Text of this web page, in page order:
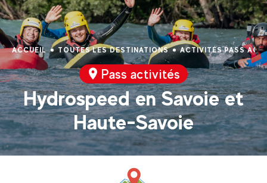
ACCUEIL TOUTES LES DESTINATIONS ACTIVITÉS PASS
Pass activités
Hydrospeed en Savoie et
Haute-Savoie